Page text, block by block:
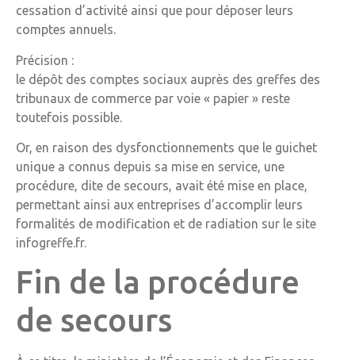
cessation d’activité ainsi que pour déposer leurs
comptes annuels.
Précision :
le dépôt des comptes sociaux auprès des greffes des
tribunaux de commerce par voie « papier » reste
toutefois possible.
Or, en raison des dysfonctionnements que le guichet
unique a connus depuis sa mise en service, une
procédure, dite de secours, avait été mise en place,
permettant ainsi aux entreprises d’accomplir leurs
formalités de modification et de radiation sur le site
infogreffe.fr.
Fin de la procédure
de secours